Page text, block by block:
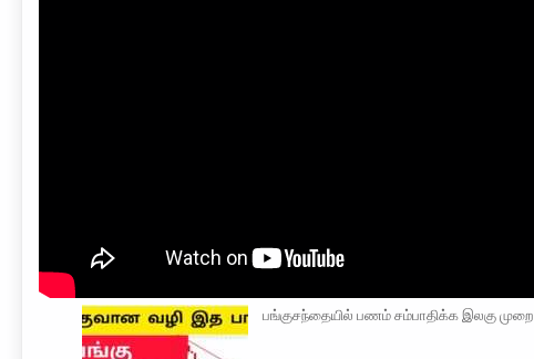
பங்குசந்தையில் பணம் சம்பாதிக்க இலகு முறை